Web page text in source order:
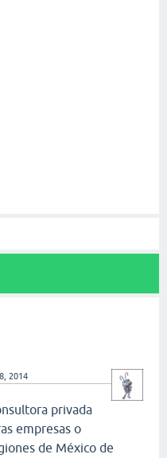
2014
privada
empresas o
de México de